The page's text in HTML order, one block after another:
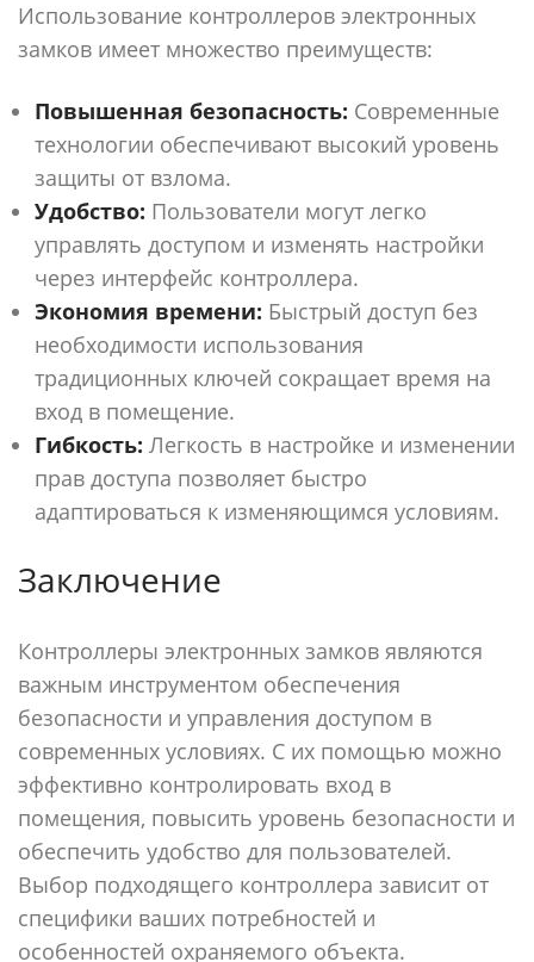
Использование контроллеров электронных
замков имеет множество преимуществ:
Повышенная безопасность: Современные
технологии обеспечивают высокий уровень
защиты от взлома.
Удобство: Пользователи могут легко
управлять доступом и изменять настройки
через интерфейс контроллера.
Экономия времени: Быстрый доступ без
необходимости использования
традиционных ключей сокращает время на
вход в помещение.
Гибкость: Легкость в настройке и изменении
прав доступа позволяет быстро
адаптироваться к изменяющимся условиям.
Заключение
Контроллеры электронных замков являются
важным инструментом обеспечения
безопасности и управления доступом в
современных условиях. С их помощью можно
эффективно контролировать вход в
помещения, повысить уровень безопасности и
обеспечить удобство для пользователей.
Выбор подходящего контроллера зависит от
специфики ваших потребностей и
особенностей охраняемого объекта.